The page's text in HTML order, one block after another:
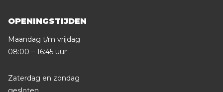
OPENINGSTIJDEN
Maandag t/m vrijdag
08:00 – 16:45 uur
Zaterdag en zondag